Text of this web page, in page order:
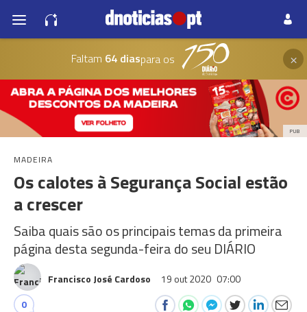
Faltam 64 diaspara os ×
PUB
MADEIRA
Os calotes à Segurança Social estão
a crescer
Saiba quais são os principais temas da primeira
página desta segunda-feira do seu DIÁRIO
Francisco José Cardoso 19 out 2020 07:00
0